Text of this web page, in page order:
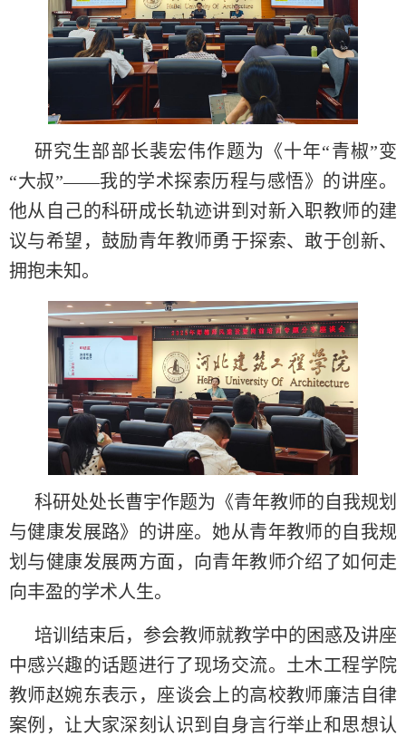
研究生部部长裴宏伟作题为《十年“青椒”变
“大叔”——我的学术探索历程与感悟》的讲座。
他从自己的科研成长轨迹讲到对新入职教师的建
议与希望，鼓励青年教师勇于探索、敢于创新、
拥抱未知。
科研处处长曹宇作题为《青年教师的自我规划
与健康发展路》的讲座。她从青年教师的自我规
划与健康发展两方面，向青年教师介绍了如何走
向丰盈的学术人生。
培训结束后，参会教师就教学中的困惑及讲座
中感兴趣的话题进行了现场交流。土木工程学院
教师赵婉东表示，座谈会上的高校教师廉洁自律
案例，让大家深刻认识到自身言行举止和思想认